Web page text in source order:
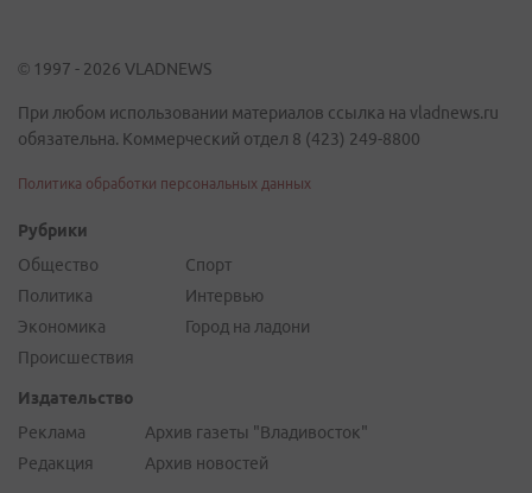
© 1997 - 2026 VLADNEWS
При любом использовании материалов ссылка на vladnews.ru
обязательна. Коммерческий отдел 8 (423) 249-8800
Политика обработки персональных данных
Рубрики
Общество
Политика
Экономика
Происшествия
Спорт
Интервью
Город на ладони
Издательство
Реклама
Редакция
Архив газеты "Владивосток"
Архив новостей